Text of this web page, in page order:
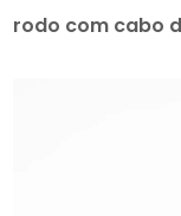
rodo com cabo